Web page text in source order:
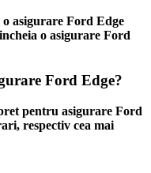
asigurare Ford Edge
o asigurare Ford
Ford Edge?
pentru asigurare Ford
respectiv cea mai